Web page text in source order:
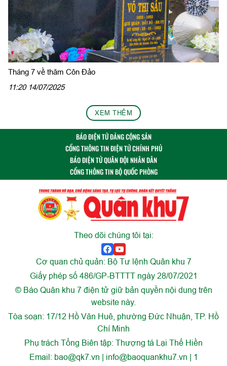
Tháng 7 về thăm Côn Đảo
11:20 14/07/2025
XEM THÊM
BÁO ĐIỆN TỬ ĐẢNG CỘNG SẢN
CỔNG THÔNG TIN ĐIỆN TỬ CHÍNH PHỦ
BÁO ĐIỆN TỬ QUÂN ĐỘI NHÂN DÂN
CỔNG THÔNG TIN BỘ QUỐC PHÒNG
Theo dõi chúng tôi tại:
Cơ quan chủ quản: Bộ Tư lệnh Quân khu 7
Giấy phép số 486/GP-BTTTT ngày 28/07/2021
© Báo Quân khu 7 điện tử giữ bản quyền nội dung trên
website này.
Tòa soạn: 17/12 Hồ Văn Huê, phường Đức Nhuận, TP. Hồ
Chí Minh
Phụ trách Tổng Biên tập: Thượng tá Lại Thế Hiền
Email: bao@qk7.vn | info@baoquankhu7.vn | 1